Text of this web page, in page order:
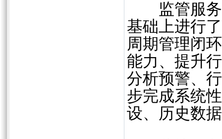
监管服务
基础上进行
周期管理闭
能力、提升
分析预警、
步完成系统
设、历史数